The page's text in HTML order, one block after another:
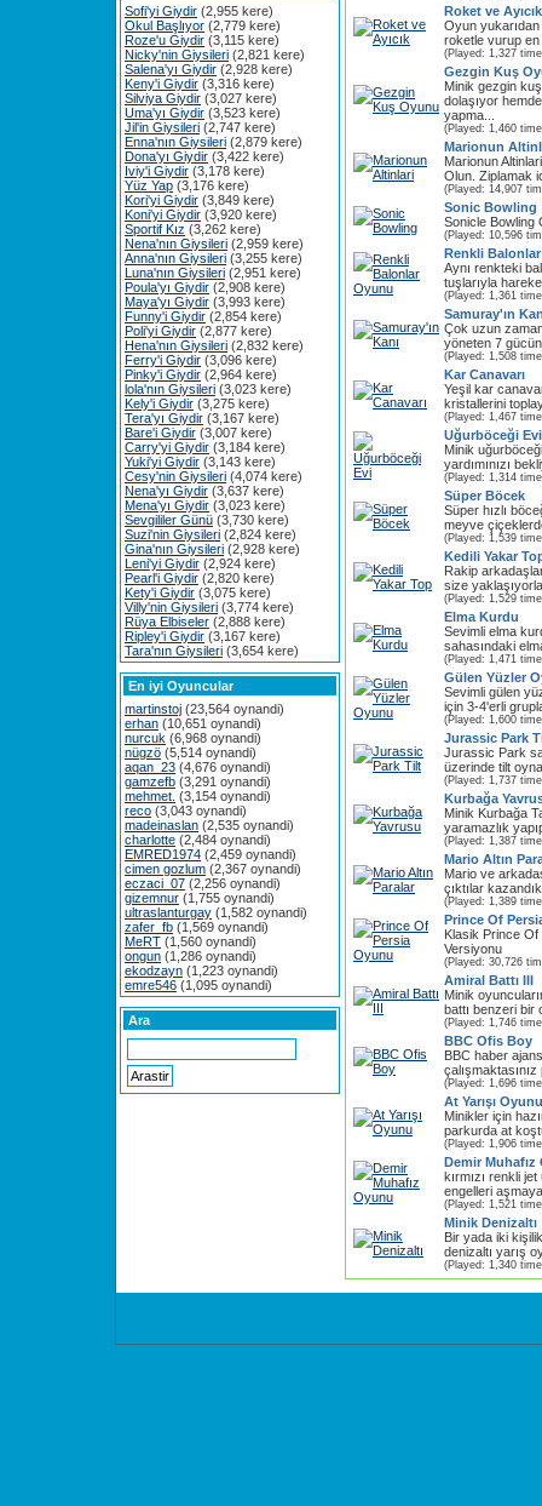
Sofi'yi Giydir (2,955 kere)
Okul Başlıyor (2,779 kere)
Roze'u Giydir (3,115 kere)
Nicky'nin Giysileri (2,821 kere)
Salena'yı Giydir (2,928 kere)
Keny'i Giydir (3,316 kere)
Silviya Giydir (3,027 kere)
Uma'yı Giydir (3,523 kere)
Jil'in Giysileri (2,747 kere)
Enna'nın Giysileri (2,879 kere)
Dona'yı Giydir (3,422 kere)
Iviy'i Giydir (3,178 kere)
Yüz Yap (3,176 kere)
Kori'yi Giydir (3,849 kere)
Koni'yi Giydir (3,920 kere)
Sportif Kız (3,262 kere)
Nena'nın Giysileri (2,959 kere)
Anna'nın Giysileri (3,255 kere)
Luna'nın Giysileri (2,951 kere)
Poula'yı Giydir (2,908 kere)
Maya'yı Giydir (3,993 kere)
Funny'i Giydir (2,854 kere)
Poli'yi Giydir (2,877 kere)
Hena'nın Giysileri (2,832 kere)
Ferry'i Giydir (3,096 kere)
Pinky'i Giydir (2,964 kere)
lola'nın Giysileri (3,023 kere)
Kely'i Giydir (3,275 kere)
Tera'yı Giydir (3,167 kere)
Bare'i Giydir (3,007 kere)
Carry'yi Giydir (3,184 kere)
Yuki'yi Giydir (3,143 kere)
Cesy'nin Giysileri (4,074 kere)
Nena'yı Giydir (3,637 kere)
Mena'yı Giydir (3,023 kere)
Sevgililer Günü (3,730 kere)
Suzi'nin Giysileri (2,824 kere)
Gina'nın Giysileri (2,928 kere)
Leni'yi Giydir (2,924 kere)
Pearl'i Giydir (2,820 kere)
Kety'i Giydir (3,075 kere)
Villy'nin Giysileri (3,774 kere)
Rüya Elbiseler (2,888 kere)
Ripley'i Giydir (3,167 kere)
Tara'nın Giysileri (3,654 kere)
En iyi Oyuncular
martinstoj (23,564 oynandi)
erhan (10,651 oynandi)
nurcuk (6,968 oynandi)
nügzö (5,514 oynandi)
aqan_23 (4,676 oynandi)
gamzefb (3,291 oynandi)
mehmet. (3,154 oynandi)
reco (3,043 oynandi)
madeinaslan (2,535 oynandi)
charlotte (2,484 oynandi)
EMRED1974 (2,459 oynandi)
cimen gozlum (2,367 oynandi)
eczaci_07 (2,256 oynandi)
gizemnur (1,755 oynandi)
ultraslanturgay (1,582 oynandi)
zafer_fb (1,569 oynandi)
MeRT (1,560 oynandi)
ongun (1,286 oynandi)
ekodzayn (1,223 oynandi)
emre546 (1,095 oynandi)
Ara
Roket ve Ayıcık
Oyun yukarıdan
roketle vurup
(Played: 1,327
Gezgin Kuş
Minik gezgin
dolaşıyor
yapma...
(Played: 1,460
Marionun
Marionun
Olun. Ziplamak
(Played: 14,907
Sonic Bowling
Sonicle Bowling
(Played: 10,596
Renkli
Aynı renkteki
tuşlarıyla
(Played: 1,361
Samuray'ın
Çok uzun
yöneten 7
(Played: 1,508
Kar Canavarı
Yeşil kar
kristallerini
(Played: 1,467
Uğurböceği Evi
Minik
yardımınızı
(Played: 1,314
Süper Böcek
Süper hızlı
meyve
(Played: 1,539
Kedili Yakar
Rakip
size
(Played: 1,529
Elma Kurdu
Sevimli elma
sahasındaki
(Played: 1,471
Gülen Yüzler
Sevimli gülen
için 3-4'erli
(Played: 1,600
Jurassic Park
Jurassic Park
üzerinde tilt
(Played: 1,737
Kurbağa
Minik Kurbağa
yaramazlık
(Played: 1,387
Mario Altın
Mario ve
çıktılar
(Played: 1,389
Prince Of
Klasik Prince
Versiyonu
(Played: 30,726
Amiral Battı III
Minik
battı benzeri bir
(Played: 1,746
BBC Ofis Boy
BBC haber
(Played: 1,696
At Yarışı Oyunu
Minikler için
parkurda at
(Played: 1,906
Demir Muhafız
kırmızı renkli
engelleri
(Played: 1,521
Minik Denizaltı
Bir yada iki
denizaltı yarış
(Played: 1,340